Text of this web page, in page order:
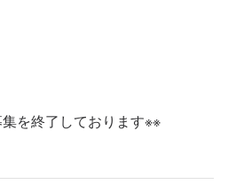
を終了しております※※​